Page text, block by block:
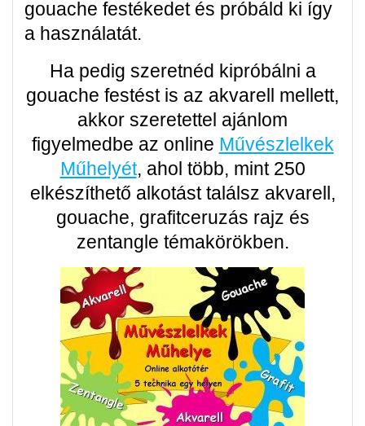
gouache festékedet és próbáld ki így
a használatát.
Ha pedig szeretnéd kipróbálni a
gouache festést is az akvarell mellett,
akkor szeretettel ajánlom
figyelmedbe az online Művészlelkek
Műhelyét, ahol több, mint 250
elkészíthető alkotást találsz akvarell,
gouache, grafitceruzás rajz és
zentangle témakörökben.